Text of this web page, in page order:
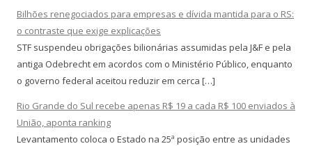
Bilhões renegociados para empresas e dívida mantida para o RS:
o contraste que exige explicações
STF suspendeu obrigações bilionárias assumidas pela J&F e pela
antiga Odebrecht em acordos com o Ministério Público, enquanto
o governo federal aceitou reduzir em cerca […]
Rio Grande do Sul recebe apenas R$ 19 a cada R$ 100 enviados à
União, aponta ranking
Levantamento coloca o Estado na 25ª posição entre as unidades